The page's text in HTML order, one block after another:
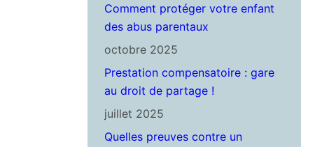
Comment protéger votre enfant
des abus parentaux
octobre 2025
Prestation compensatoire : gare
au droit de partage !
juillet 2025
Quelles preuves contre un